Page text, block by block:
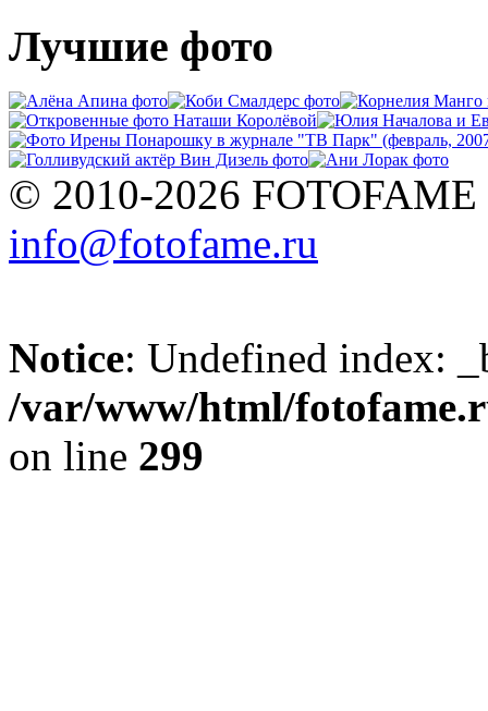
Лучшие фото
© 2010-2026 FOTOFAME
info@fotofame.ru
Notice: Undefined index:
/var/www/html/
on line 299